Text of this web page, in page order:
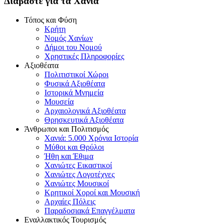
Τόπος και Φύση
Κρήτη
Νομός Χανίων
Δήμοι του Νομού
Χρηστικές Πληροφορίες
Αξιοθέατα
Πολιτιστικοί Χώροι
Φυσικά Αξιοθέατα
Ιστορικά Μνημεία
Μουσεία
Αρχαιολογικά Αξιοθέατα
Θρησκευτικά Αξιοθέατα
Άνθρωποι και Πολιτισμός
Χανιά: 5.000 Χρόνια Ιστορία
Μύθοι και Θρύλοι
Ήθη και Έθιμα
Χανιώτες Εικαστικοί
Χανιώτες Λογοτέχνες
Χανιώτες Μουσικοί
Κρητικοί Χοροί και Μουσική
Αρχαίες Πόλεις
Παραδοσιακά Επαγγέλματα
Εναλλακτικός Τουρισμός